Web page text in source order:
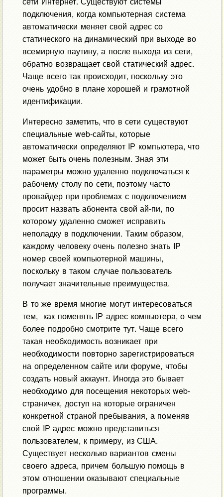
подключения, когда компьютерная система
автоматически меняет свой адрес со
статического на динамический при выходе во
всемирную паутину, а после выхода из сети,
обратно возвращает свой статический адрес.
Чаще всего так происходит, поскольку это
очень удобно в плане хорошей и грамотной
идентификации.
Интересно заметить, что в сети существуют
специальные web-сайты, которые
автоматически определяют IP компьютера, что
может быть очень полезным. Зная эти
параметры можно удаленно подключаться к
рабочему столу по сети, поэтому часто
провайдер при проблемах с подключением
просит назвать абонента свой ай-пи, по
которому удаленно сможет исправить
неполадку в подключении. Таким образом,
каждому человеку очень полезно знать IP
номер своей компьютерной машины,
поскольку в таком случае пользователь
получает значительные преимущества.
В то же время многие могут интересоваться
тем, как поменять IP адрес компьютера, о чем
более подробно смотрите тут. Чаще всего
такая необходимость возникает при
необходимости повторно зарегистрироваться
на определенном сайте или форуме, чтобы
создать новый аккаунт. Иногда это бывает
необходимо для посещения некоторых web-
страничек, доступ на которые ограничен
конкретной страной пребывания, а поменяв
свой IP адрес можно представиться
пользователем, к примеру, из США.
Существует несколько вариантов смены
своего адреса, причем большую помощь в
этом отношении оказывают специальные
программы.